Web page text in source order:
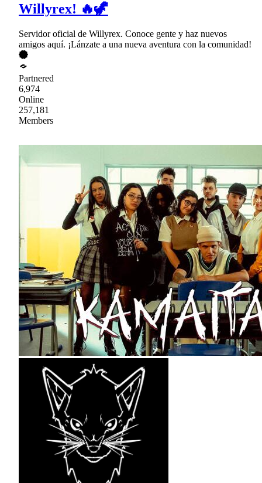
Willyrex! 🔥🦖
Servidor oficial de Willyrex. Conoce gente y haz nuevos
amigos aquí. ¡Lánzate a una nueva aventura con la comunidad!
Partnered
6,974
Online
257,181
Members